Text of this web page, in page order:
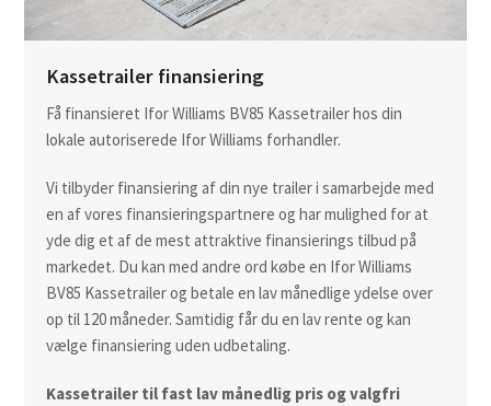
Kassetrailer finansiering
Få finansieret Ifor Williams BV85 Kassetrailer hos din
lokale autoriserede Ifor Williams forhandler.
Vi tilbyder finansiering af din nye trailer i samarbejde med
en af vores finansieringspartnere og har mulighed for at
yde dig et af de mest attraktive finansierings tilbud på
markedet. Du kan med andre ord købe en Ifor Williams
BV85 Kassetrailer og betale en lav månedlige ydelse over
op til 120 måneder. Samtidig får du en lav rente og kan
vælge finansiering uden udbetaling.
Kassetrailer til fast lav månedlig pris og valgfri